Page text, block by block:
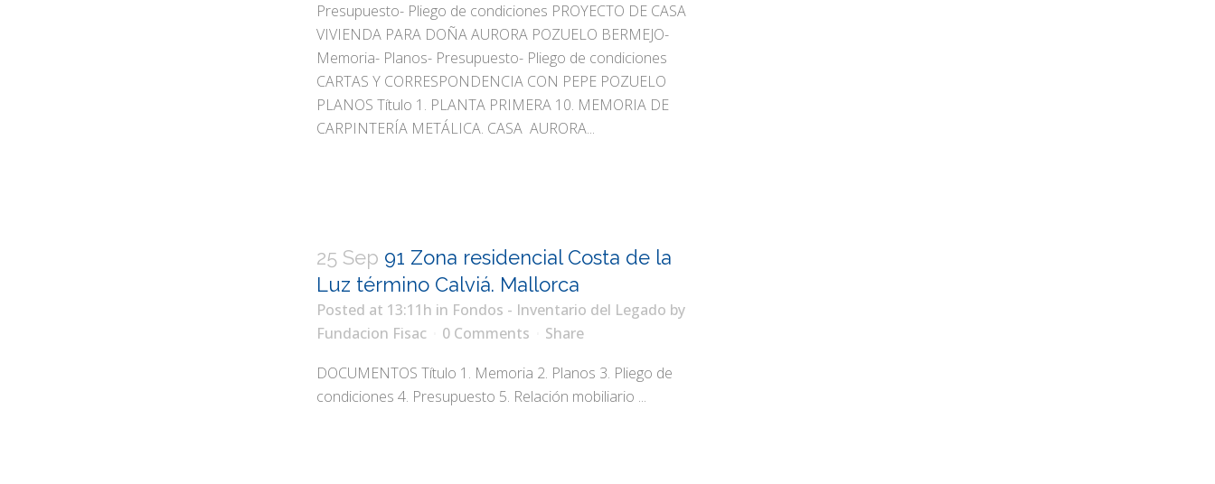
Presupuesto- Pliego de condiciones PROYECTO DE CASA
VIVIENDA PARA DOÑA AURORA POZUELO BERMEJO-
Memoria- Planos- Presupuesto- Pliego de condiciones
CARTAS Y CORRESPONDENCIA CON PEPE POZUELO
PLANOS Título 1. PLANTA PRIMERA 10. MEMORIA DE
CARPINTERÍA METÁLICA. CASA AURORA...
25 Sep 91 Zona residencial Costa de la
Luz término Calviá. Mallorca
Posted at 13:11h in Fondos - Inventario del Legado by
Fundacion Fisac
0 Comments
Share
DOCUMENTOS Título 1. Memoria 2. Planos 3. Pliego de
condiciones 4. Presupuesto 5. Relación mobiliario ...